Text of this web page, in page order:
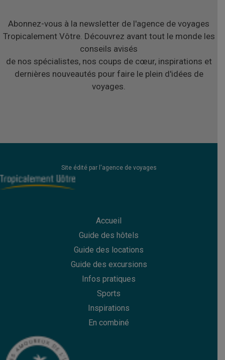
Abonnez-vous à la newsletter de l'agence de voyages
Tropicalement Vôtre. Découvrez avant tout le monde les
conseils avisés
de nos spécialistes, nos coups de cœur, inspirations et
dernières nouveautés pour faire le plein d'idées de
voyages.
Site édité par l'agence de voyages
Accueil
Guide des hôtels
Guide des locations
Guide des excursions
Infos pratiques
Sports
Inspirations
En combiné